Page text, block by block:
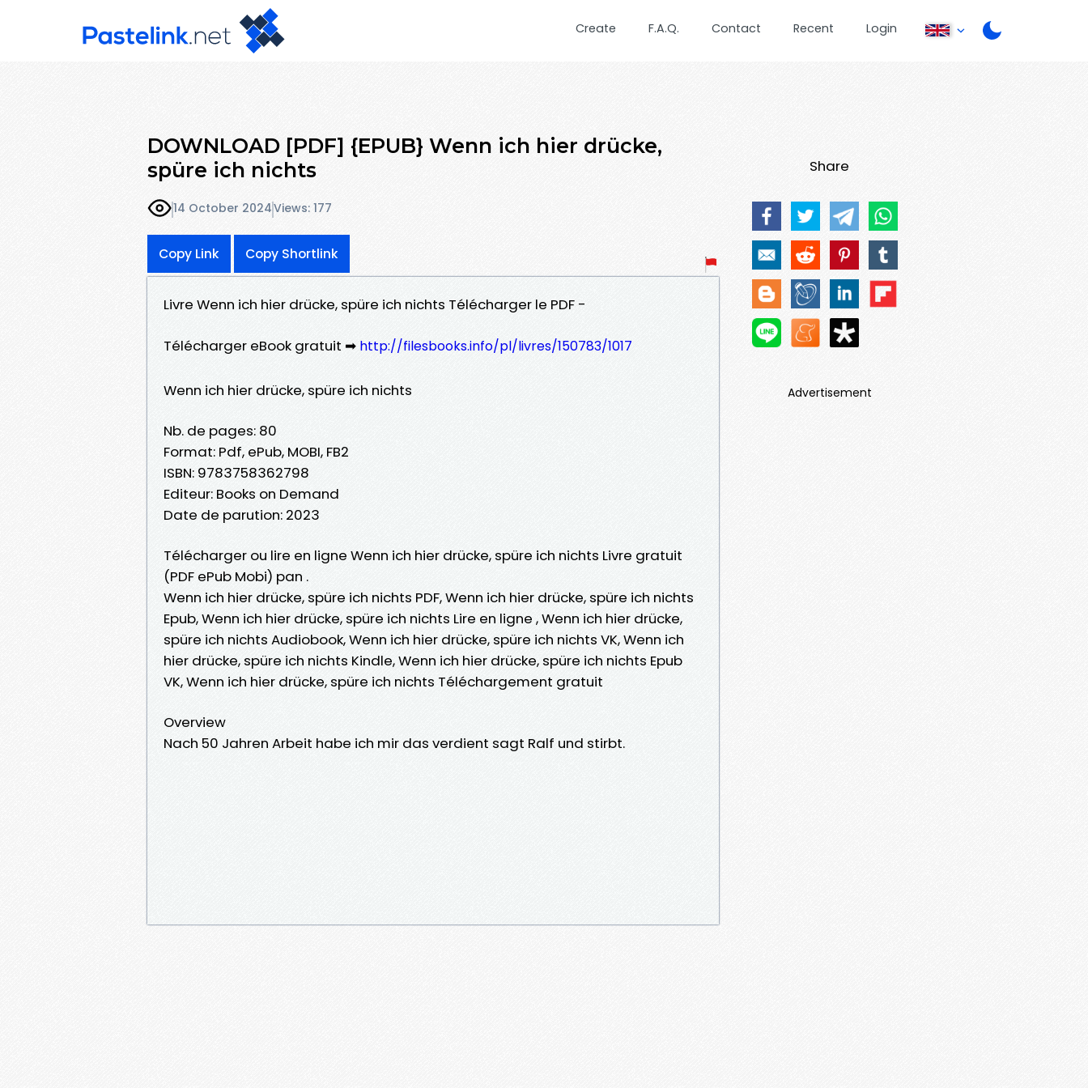
Create F.A.Q. Contact Recent Login
DOWNLOAD [PDF] {EPUB} Wenn ich hier drücke,
spüre ich nichts
14 October 2024Views: 177
Copy Link Copy Shortlink
Livre Wenn ich hier drücke, spüre ich nichts Télécharger le PDF -
Télécharger eBook gratuit ➡ http://filesbooks.info/pl/livres/150783/1017
Wenn ich hier drücke, spüre ich nichts
Nb. de pages: 80
Format: Pdf, ePub, MOBI, FB2
ISBN: 9783758362798
Editeur: Books on Demand
Date de parution: 2023
Télécharger ou lire en ligne Wenn ich hier drücke, spüre ich nichts Livre gratuit
(PDF ePub Mobi) pan .
Wenn ich hier drücke, spüre ich nichts PDF, Wenn ich hier drücke, spüre ich nichts
Epub, Wenn ich hier drücke, spüre ich nichts Lire en ligne , Wenn ich hier drücke,
spüre ich nichts Audiobook, Wenn ich hier drücke, spüre ich nichts VK, Wenn ich
hier drücke, spüre ich nichts Kindle, Wenn ich hier drücke, spüre ich nichts Epub
VK, Wenn ich hier drücke, spüre ich nichts Téléchargement gratuit
Overview
Nach 50 Jahren Arbeit habe ich mir das verdient sagt Ralf und stirbt.
Share
Advertisement